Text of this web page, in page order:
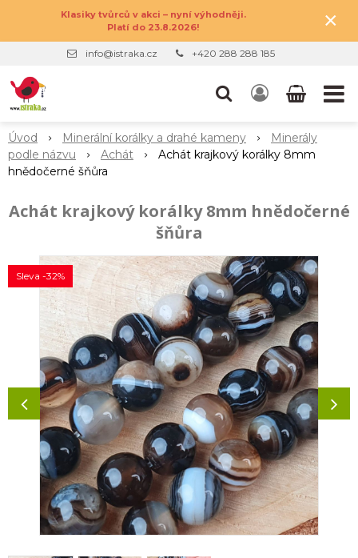
Klasiky tvůrců v akci – nyní výhodněji.
Platí do 23.8.2026!
×
info@istraka.cz +420 288 288 185
Úvod Minerální korálky a drahé kameny
Minerály
podle názvu
Achát
Achát krajkový korálky 8mm
hnědočerné šňůra
Achát krajkový korálky 8mm hnědočerné
šňůra
Sleva -32%